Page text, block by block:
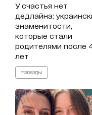
У счастья нет
дедлайна:
знаменитости,
которые стали
родителями после
лет
#звезды